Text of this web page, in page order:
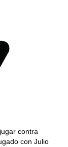
contra
con Julio